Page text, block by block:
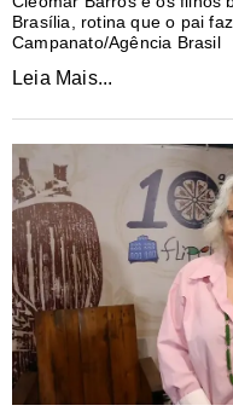
Brasília, rotina que o pai
Campanato/Agência Brasil
Leia Mais...